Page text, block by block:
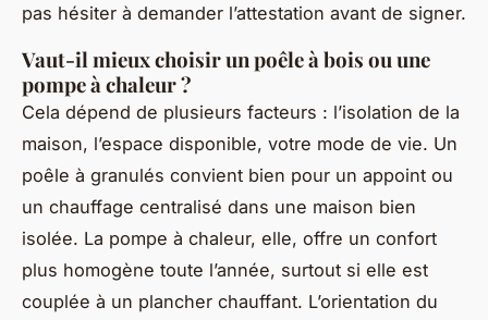
pas hésiter à demander l’attestation avant de signer.
Vaut-il mieux choisir un poêle à bois ou une
pompe à chaleur ?
Cela dépend de plusieurs facteurs : l’isolation de la
maison, l’espace disponible, votre mode de vie. Un
poêle à granulés convient bien pour un appoint ou
un chauffage centralisé dans une maison bien
isolée. La pompe à chaleur, elle, offre un confort
plus homogène toute l’année, surtout si elle est
couplée à un plancher chauffant. L’orientation du